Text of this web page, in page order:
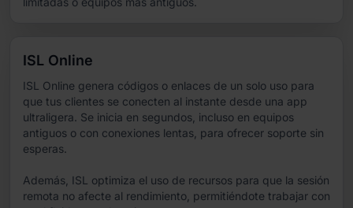
ISL Online
ISL Online genera códigos o enlaces de un solo uso para
que tus clientes se conecten al instante desde una app
ultraligera. Se inicia en segundos, incluso en equipos
antiguos o con conexiones lentas, para ofrecer soporte sin
esperas.
Además, ISL optimiza el uso de recursos para que la sesión
remota no afecte al rendimiento, permitiéndote trabajar con